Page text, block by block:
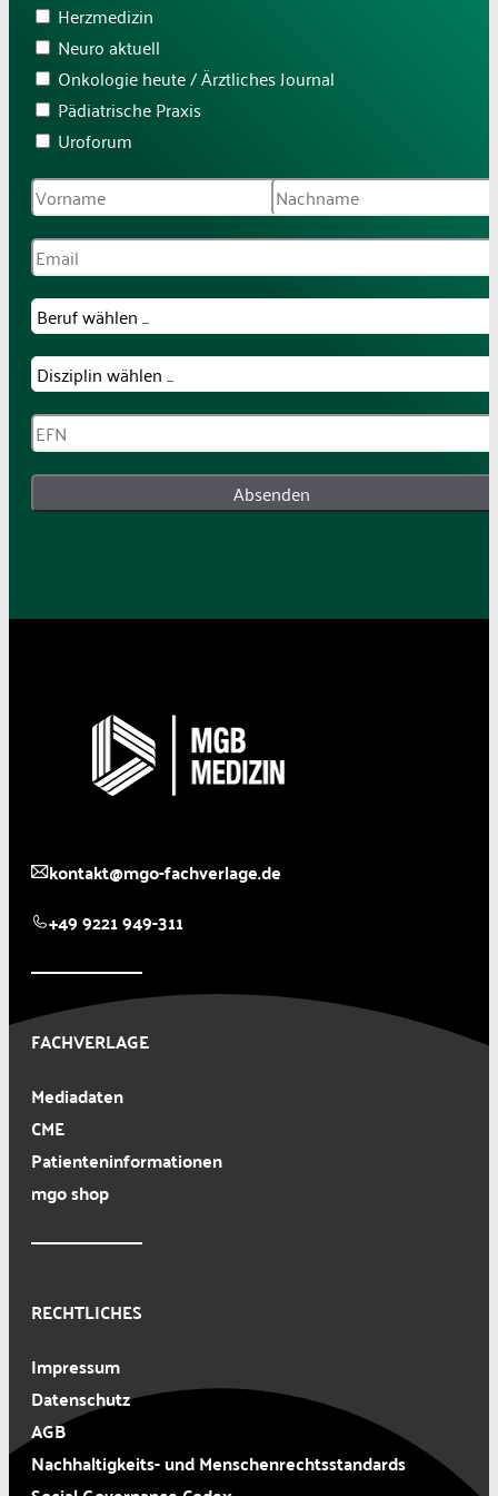
Herzmedizin
Neuro aktuell
Onkologie heute / Ärztliches Journal
Pädiatrische Praxis
Uroforum
Absenden
kontakt@mgo-fachverlage.de
+49 9221 949-311
FACHVERLAGE
Mediadaten
CME
Patienteninformationen
mgo shop
RECHTLICHES
Impressum
Datenschutz
AGB
Nachhaltigkeits- und Menschenrechtsstandards